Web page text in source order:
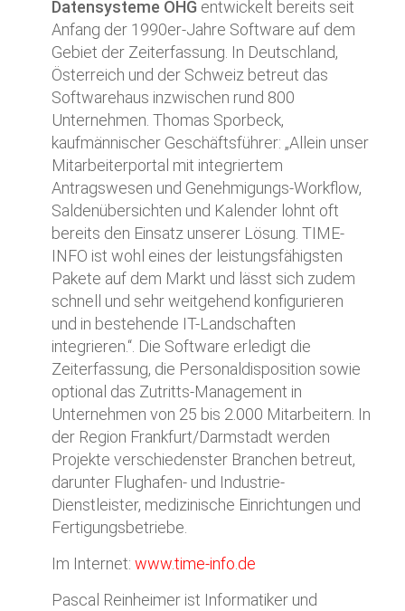
Datensysteme OHG entwickelt bereits seit
Anfang der 1990er-Jahre Software auf dem
Gebiet der Zeiterfassung. In Deutschland,
Österreich und der Schweiz betreut das
Softwarehaus inzwischen rund 800
Unternehmen. Thomas Sporbeck,
kaufmännischer Geschäftsführer: „Allein unser
Mitarbeiterportal mit integriertem
Antragswesen und Genehmigungs-Workflow,
Saldenübersichten und Kalender lohnt oft
bereits den Einsatz unserer Lösung. TIME-
INFO ist wohl eines der leistungsfähigsten
Pakete auf dem Markt und lässt sich zudem
schnell und sehr weitgehend konfigurieren
und in bestehende IT-Landschaften
integrieren.“. Die Software erledigt die
Zeiterfassung, die Personaldisposition sowie
optional das Zutritts-Management in
Unternehmen von 25 bis 2.000 Mitarbeitern. In
der Region Frankfurt/Darmstadt werden
Projekte verschiedenster Branchen betreut,
darunter Flughafen- und Industrie-
Dienstleister, medizinische Einrichtungen und
Fertigungsbetriebe.
Im Internet:www.time-info.de
Pascal Reinheimer ist Informatiker und